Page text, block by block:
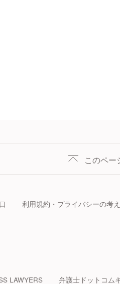
このペー
利用規約・プライバシーの考
LAWYERS 弁護士ドットコム